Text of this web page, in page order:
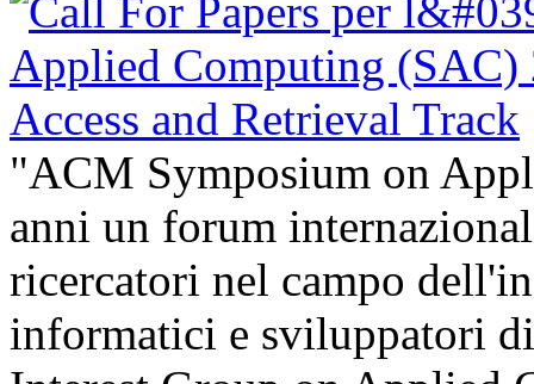
"ACM Symposium on
anni un forum
ricercatori nel campo
informatici e sviluppatori